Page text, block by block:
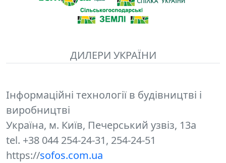
ДИЛЕРИ УКРАЇНИ
Інформаційні технології в будівництві і
виробництві
Україна, м. Київ, Печерський узвіз, 13а
tel. +38 044 254-24-31, 254-24-51
https://sofos.com.ua